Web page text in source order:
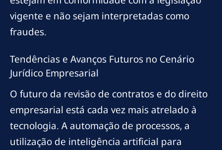
vigente e não sejam interpretadas como
fraudes.
Tendências e Avanços Futuros no Cenário
Jurídico Empresarial
O futuro da revisão de contratos e do direito
empresarial está cada vez mais atrelado à
tecnologia. A automação de processos, a
utilização de inteligência artificial para